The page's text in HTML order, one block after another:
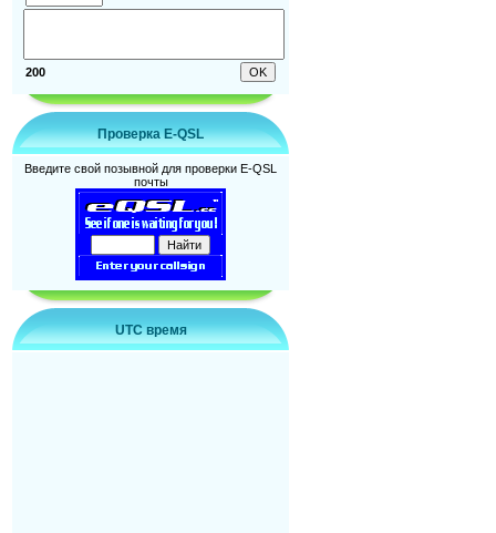
200
Проверка E-QSL
Введите свой позывной для проверки E-QSL
почты
UTC время